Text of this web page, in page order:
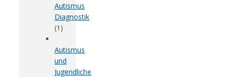
Autismus
Diagnostik
(1)
Autismus
und
Jugendliche